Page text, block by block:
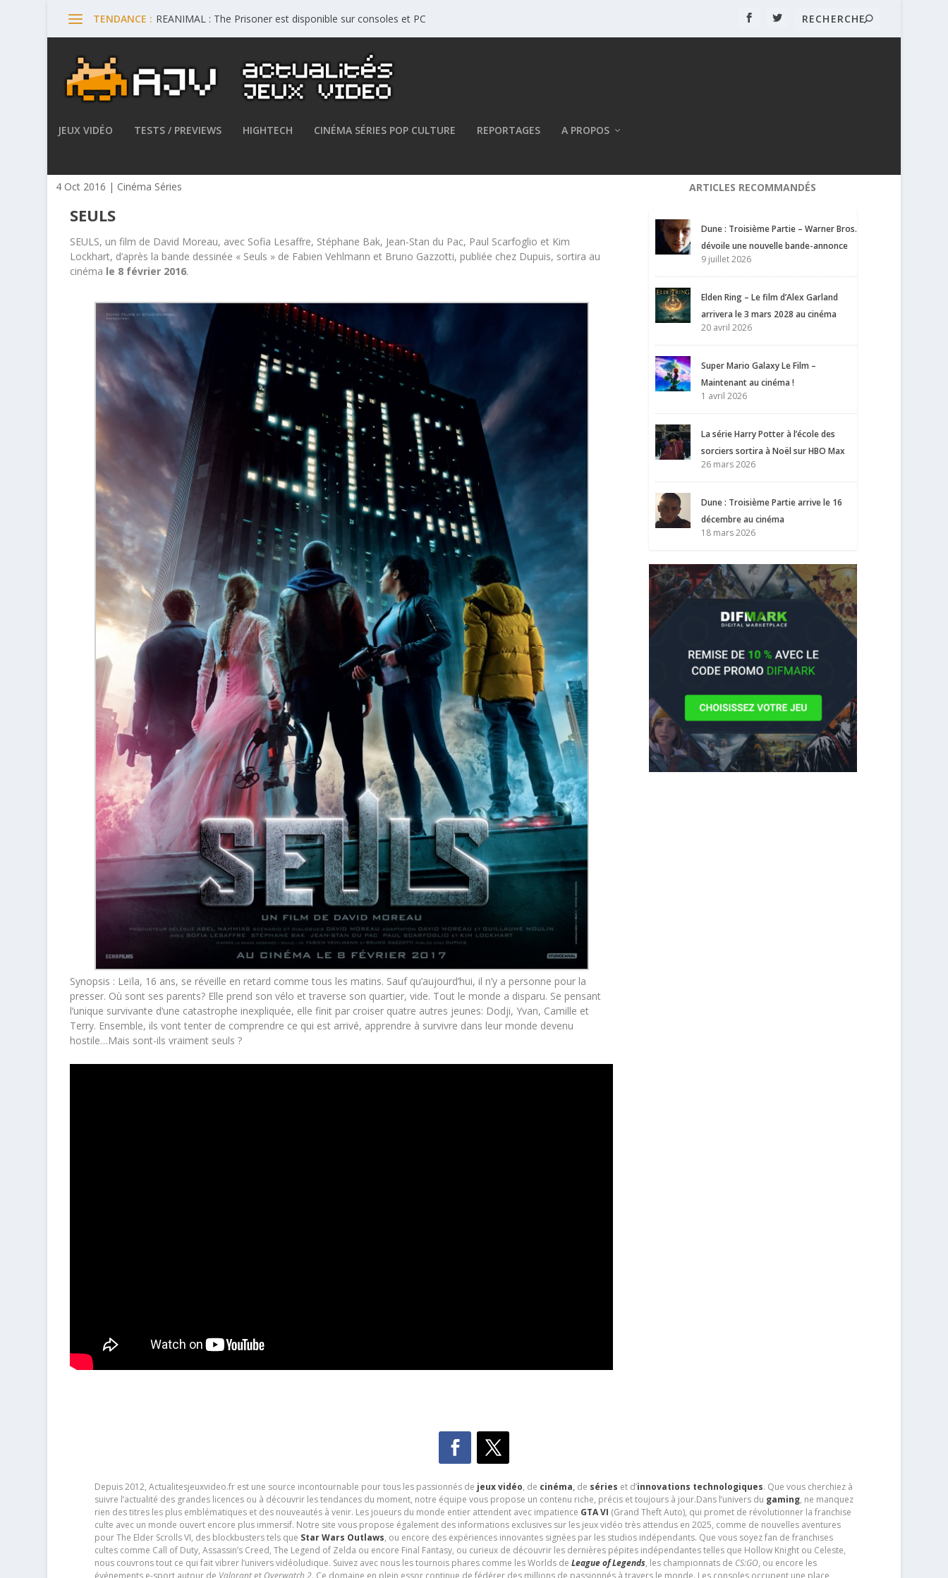
TENDANCE : REANIMAL : The Prisoner est disponible sur consoles et PC
JEUX VIDÉO TESTS / PREVIEWS HIGHTECH CINÉMA SÉRIES POP CULTURE REPORTAGES A PROPOS
4 Oct 2016 | Cinéma Séries
SEULS
SEULS, un film de David Moreau, avec Sofia Lesaffre, Stéphane Bak, Jean-Stan du Pac, Paul Scarfoglio et Kim
Lockhart, d’après la bande dessinée « Seuls » de Fabien Vehlmann et Bruno Gazzotti, publiée chez Dupuis, sortira au
cinéma le 8 février 2016.
Synopsis : Leïla, 16 ans, se réveille en retard comme tous les matins. Sauf qu’aujourd’hui, il n’y a personne pour la
presser. Où sont ses parents? Elle prend son vélo et traverse son quartier, vide. Tout le monde a disparu. Se pensant
l’unique survivante d’une catastrophe inexpliquée, elle finit par croiser quatre autres jeunes: Dodji, Yvan, Camille et
Terry. Ensemble, ils vont tenter de comprendre ce qui est arrivé, apprendre à survivre dans leur monde devenu
hostile…Mais sont-ils vraiment seuls ?
ARTICLES RECOMMANDÉS
Dune : Troisième Partie – Warner Bros.
dévoile une nouvelle bande-annonce
9 juillet 2026
Elden Ring – Le film d’Alex Garland
arrivera le 3 mars 2028 au cinéma
20 avril 2026
Super Mario Galaxy Le Film –
Maintenant au cinéma !
1 avril 2026
La série Harry Potter à l’école des
sorciers sortira à Noël sur HBO Max
26 mars 2026
Dune : Troisième Partie arrive le 16
décembre au cinéma
18 mars 2026
Depuis 2012, Actualitesjeuxvideo.fr est une source incontournable pour tous les passionnés de jeux vidéo, de cinéma,de séries et d’innovations technologiques. Que vous cherchiez à
suivre l’actualité des grandes licences ou à découvrir les tendances du moment, notre équipe vous propose un contenu riche, précis et toujours à jour.Dans l’univers du gaming, ne manquez
rien des titres les plus emblématiques et des nouveautés à venir. Les joueurs du monde entier attendent avec impatience GTA VI (Grand Theft Auto), qui promet de révolutionner la franchise
culte avec un monde ouvert encore plus immersif. Notre site vous propose également des informations exclusives sur les jeux vidéo très attendus en 2025, comme de nouvelles aventures
pour The Elder Scrolls VI, des blockbusters tels que Star Wars Outlaws, ou encore des expériences innovantes signées par les studios indépendants. Que vous soyez fan de franchises
cultes comme Call of Duty, Assassin’s Creed, The Legend of Zelda ou encore Final Fantasy, ou curieux de découvrir les dernières pépites indépendantes telles que Hollow Knight ou Celeste,
nous couvrons tout ce qui fait vibrer l’univers vidéoludique. Suivez avec nous les tournois phares comme les Worlds de League of Legends, les championnats de CS:GO, ou encore les
événements e-sport autour de Valorantet Overwatch 2. Ce domaine en plein essor continue de fédérer des millions de passionnés à travers le monde. Les consoles occupent une place